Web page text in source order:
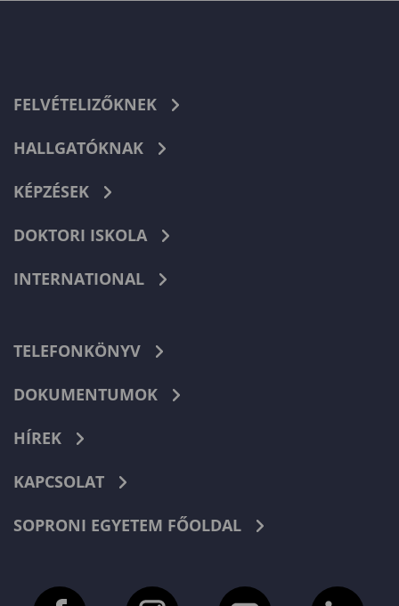
FELVÉTELIZŐKNEK
HALLGATÓKNAK
KÉPZÉSEK
DOKTORI ISKOLA
INTERNATIONAL
TELEFONKÖNYV
DOKUMENTUMOK
HÍREK
KAPCSOLAT
SOPRONI EGYETEM FŐOLDAL